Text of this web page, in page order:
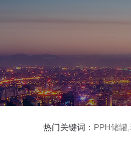
热门关键词： PPH储罐